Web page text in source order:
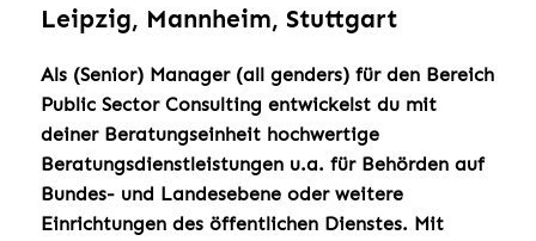
Leipzig, Mannheim, Stuttgart
Als (Senior) Manager (all genders) für den Bereich
Public Sector Consulting entwickelst du mit
deiner Beratungseinheit hochwertige
Beratungsdienstleistungen u.a. für Behörden auf
Bundes- und Landesebene oder weitere
Einrichtungen des öffentlichen Dienstes. Mit